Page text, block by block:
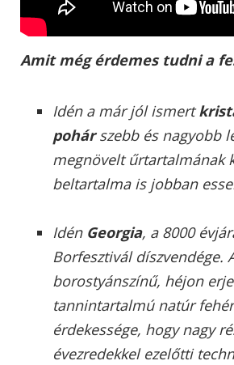
Amit még érdemes tudni a
Idén a már jól ismert
pohárszebb és nagyobb
megnövelt űrtartalmának
beltartalma is jobban
Idén Georgia, a 8000
Borfesztivál díszvendége.
borostyánszínű, héjon
tannintartalmú natúr
érdekessége, hogy nagy
évezredekkel ezelőtti